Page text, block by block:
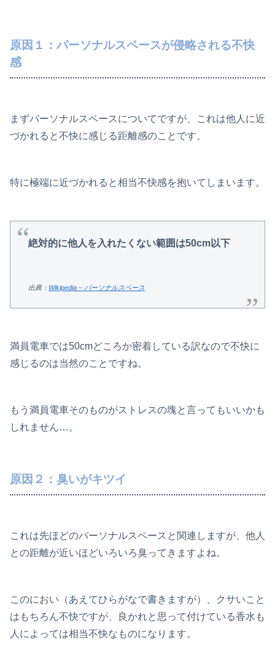
原因１：パーソナルスペースが侵略される不快
感
まずパーソナルスペースについてですが、これは他人に近
づかれると不快に感じる距離感のことです。
特に極端に近づかれると相当不快感を抱いてしまいます。
絶対的に他人を入れたくない範囲は50cm以下
出典： Wikipedia – パーソナルスペース
満員電車では50cmどころか密着している訳なので不快に
感じるのは当然のことですね。
もう満員電車そのものがストレスの塊と言ってもいいかも
しれません…。
原因２：臭いがキツイ
これは先ほどのパーソナルスペースと関連しますが、他人
との距離が近いほどいろいろ臭ってきますよね。
このにおい（あえてひらがなで書きますが）、クサいこと
はもちろん不快ですが、良かれと思って付けている香水も
人によっては相当不快なものになります。